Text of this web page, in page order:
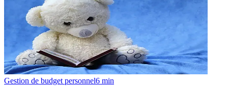
Gestion de budget personnel6 min